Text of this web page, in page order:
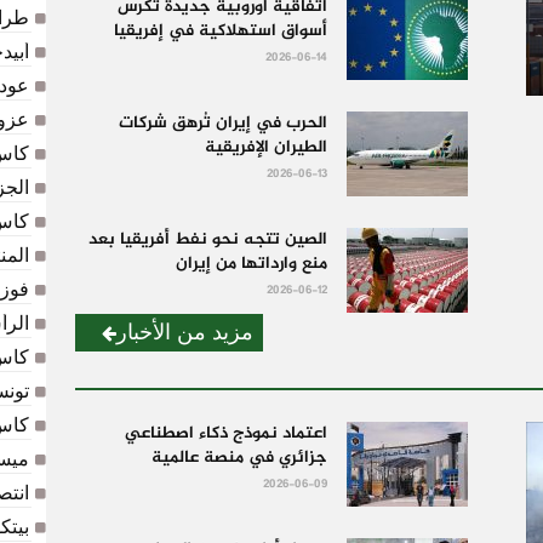
عودة
كأس العالم 2026:
اتفاقية أوروبية جديدة تكرس
أسواق استهلاكية في إفريقيا
2026-06-14
الحرب في إيران تُرهق شركات
الطيران الإفريقية
2026-06-13
الصين تتجه نحو نفط أفريقيا بعد
منع وارداتها من إيران
2026-06-12
مزيد من الأخبار
اعتماد نموذج ذكاء اصطناعي
جزائري في منصة عالمية
2026-06-09